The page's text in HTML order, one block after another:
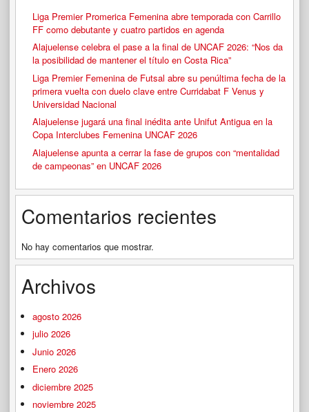
Liga Premier Promerica Femenina abre temporada con Carrillo
FF como debutante y cuatro partidos en agenda
Alajuelense celebra el pase a la final de UNCAF 2026: “Nos da
la posibilidad de mantener el título en Costa Rica”
Liga Premier Femenina de Futsal abre su penúltima fecha de la
primera vuelta con duelo clave entre Curridabat F Venus y
Universidad Nacional
Alajuelense jugará una final inédita ante Unifut Antigua en la
Copa Interclubes Femenina UNCAF 2026
Alajuelense apunta a cerrar la fase de grupos con “mentalidad
de campeonas” en UNCAF 2026
Comentarios recientes
No hay comentarios que mostrar.
Archivos
agosto 2026
julio 2026
Junio 2026
Enero 2026
diciembre 2025
noviembre 2025